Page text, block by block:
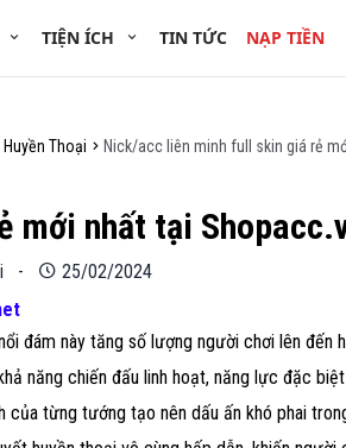
TIỆN ÍCH TIN TỨC NẠP TIỀN
Thoại Nick/acc liên minh full skin giá rẻ
nhất tại
-
25/02/2024
đám này tăng số lượng người chơi lên đến
năng chiến đấu linh hoạt, năng lực đặc biệt
từng tướng tạo nên dấu ấn khó phai